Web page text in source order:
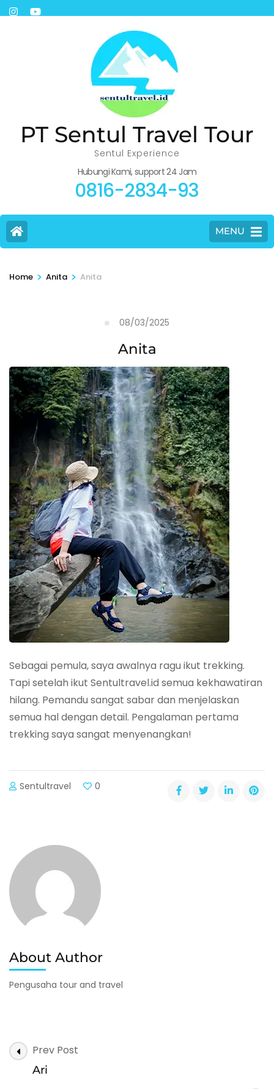
PT Sentul Travel Tour
Sentul Experience
Hubungi Kami, support 24 Jam
0816-2834-93
MENU
Home > Anita > Anita
08/03/2025
Anita
Sebagai pemula, saya awalnya ragu ikut trekking.
Tapi setelah ikut Sentultravel.id semua kekhawatiran
hilang. Pemandu sangat sabar dan menjelaskan
semua hal dengan detail. Pengalaman pertama
trekking saya sangat menyenangkan!
Sentultravel 0
About Author
Pengusaha tour and travel
Post
Navigation
Prev Post
Ari